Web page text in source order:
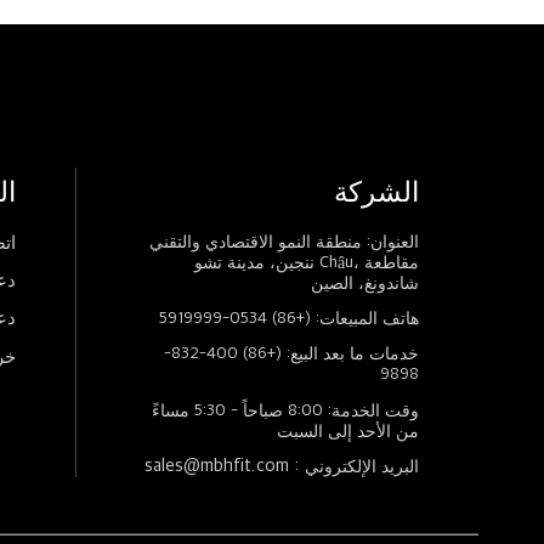
الشركة
العنوان: منطقة النمو الاقتصادي والتقني
ننجين، مدينة تشو Châu، مقاطعة
شاندونغ، الصين
هاتف المبيعات: (+86) 0534-5919999
خدمات ما بعد البيع: (+86) 400-832-
9898
وقت الخدمة: 8:00 صباحاً - 5:30 مساءً
من الأحد إلى السبت
sales@mbhfit.com : البريد الإلكتروني